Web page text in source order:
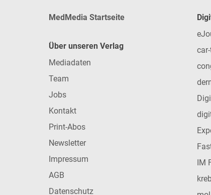
MedMedia Startseite
Über unseren Verlag
Mediadaten
Team
Jobs
Kontakt
Print-Abos
Newsletter
Impressum
AGB
Datenschutz
IM